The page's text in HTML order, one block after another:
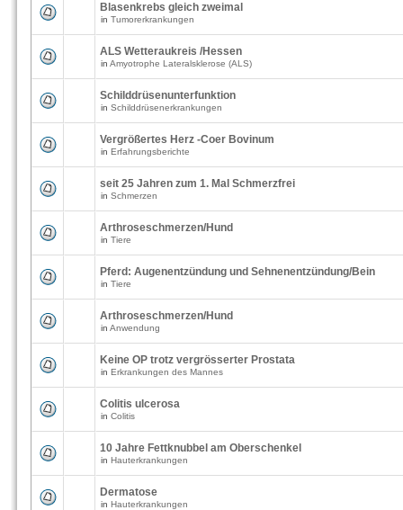
Blasenkrebs gleich zweimal
in Tumorerkrankungen
ALS Wetteraukreis /Hessen
in Amyotrophe Lateralsklerose (ALS)
Schilddrüsenunterfunktion
in Schilddrüsenerkrankungen
Vergrößertes Herz -Coer Bovinum
in Erfahrungsberichte
seit 25 Jahren zum 1. Mal Schmerzfrei
in Schmerzen
Arthroseschmerzen/Hund
in Tiere
Pferd: Augenentzündung und Sehnenentzündung/Bein
in Tiere
Arthroseschmerzen/Hund
in Anwendung
Keine OP trotz vergrösserter Prostata
in Erkrankungen des Mannes
Colitis ulcerosa
in Colitis
10 Jahre Fettknubbel am Oberschenkel
in Hauterkrankungen
Dermatose
in Hauterkrankungen